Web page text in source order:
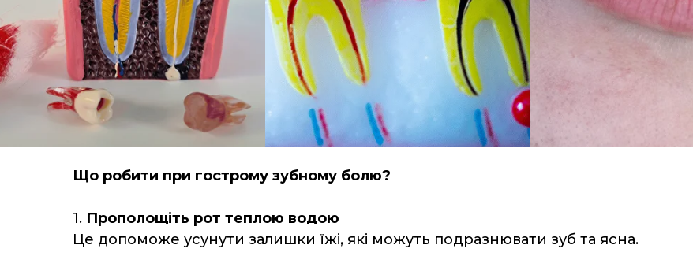
Що робити при гострому зубному болю?
1. Прополощіть рот теплою водою
Це допоможе усунути залишки їжі, які можуть подразнювати зуб та ясна.